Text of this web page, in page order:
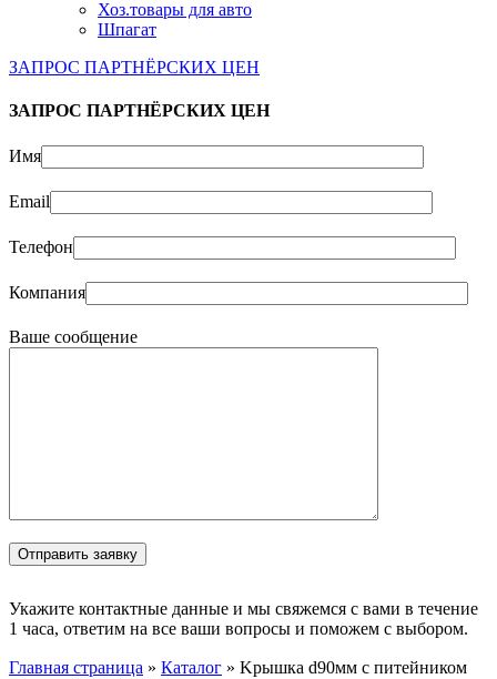
Хоз.товары для авто
Шпагат
ЗАПРОС ПАРТНЁРСКИХ ЦЕН
ЗАПРОС ПАРТНЁРСКИХ ЦЕН
Имя
Email
Телефон
Компания
Ваше сообщение
Укажите контактные данные и мы свяжемся с вами в течение
1 часа, ответим на все ваши вопросы и поможем с выбором.
Главная страница » Каталог » Kрышка d90мм с питейником